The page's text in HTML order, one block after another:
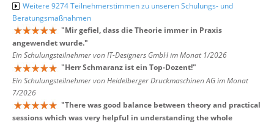
Weitere 9274 Teilnehmerstimmen zu unseren Schulungs- und
Beratungsmaßnahmen
"Mir gefiel, dass die Theorie immer in Praxis
angewendet wurde."
Ein Schulungsteilnehmer von IT-Designers GmbH im Monat 1/2026
"Herr Schmaranz ist ein Top-Dozent!"
Ein Schulungsteilnehmer von Heidelberger Druckmaschinen AG im Monat
7/2026
"There was good balance between theory and practical
sessions which was very helpful in understanding the whole